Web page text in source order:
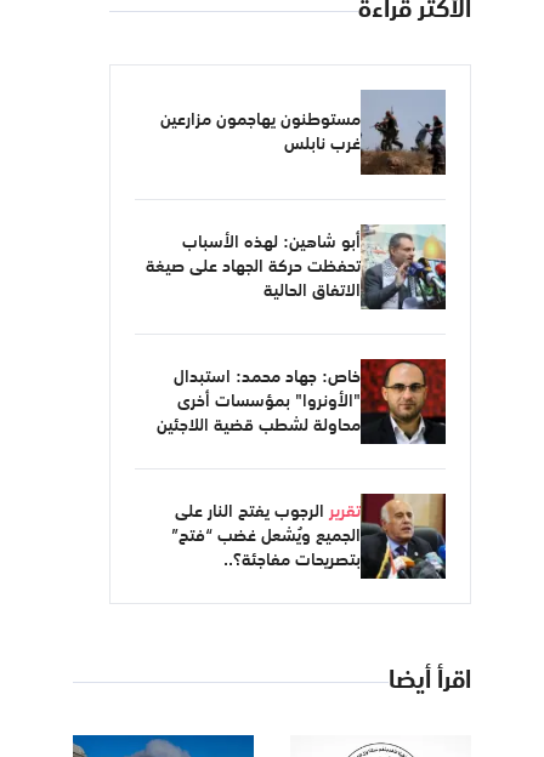
الأكثر قراءة
مستوطنون يهاجمون مزارعين
غرب نابلس
أبو شاهين: لهذه الأسباب
تحفظت حركة الجهاد على صيغة
الاتفاق الحالية
خاص: جهاد محمد: استبدال
"الأونروا" بمؤسسات أخرى
محاولة لشطب قضية اللاجئين
تقرير الرجوب يفتح النار على
الجميع ويُشعل غضب “فتح”
بتصريحات مفاجئة؟..
اقرأ أيضا